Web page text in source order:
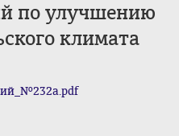
по улучшению
климата